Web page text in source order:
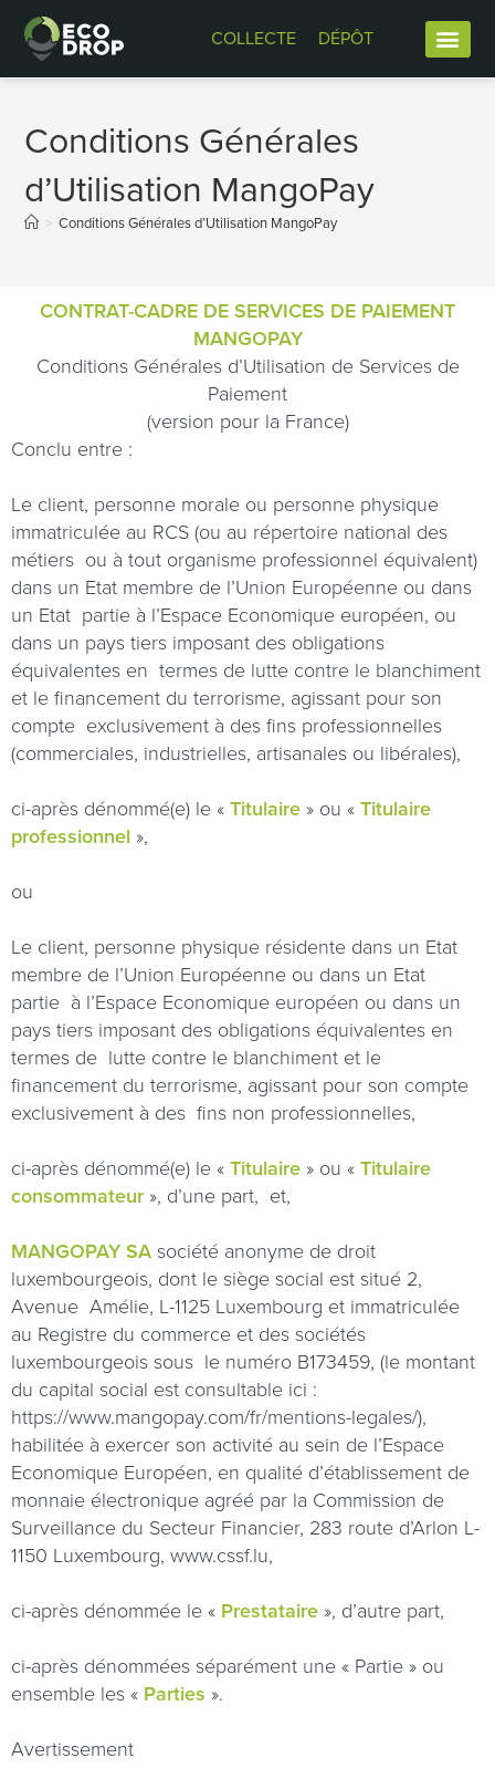
COLLECTE DÉPÔT
Conditions Générales
d’Utilisation MangoPay
> Conditions Générales d’Utilisation MangoPay
CONTRAT-CADRE DE SERVICES DE PAIEMENT
MANGOPAY‌
Conditions Générales d’Utilisation de Services de
Paiement‌
(version pour la France)
Conclu entre :
Le client, personne morale ou personne physique
immatriculée au RCS (ou au répertoire national des
métiers ou à tout organisme professionnel équivalent)
dans un Etat membre de l’Union Européenne ou dans
un Etat partie à l’Espace Economique européen, ou
dans un pays tiers imposant des obligations
équivalentes en termes de lutte contre le blanchiment
et le financement du terrorisme, agissant pour son
compte exclusivement à des fins professionnelles
(commerciales, industrielles, artisanales ou libérales),
ci-après dénommé(e) le «Titulaire» ou «Titulaire
professionnel »,
ou
Le client, personne physique résidente dans un Etat
membre de l’Union Européenne ou dans un Etat
partie à l’Espace Economique européen ou dans un
pays tiers imposant des obligations équivalentes en
termes de lutte contre le blanchiment et le
financement du terrorisme, agissant pour son compte
exclusivement à des fins non professionnelles,
ci-après dénommé(e) le «Titulaire» ou «Titulaire
consommateur», d’une part, et,
MANGOPAY SA société anonyme de droit
luxembourgeois, dont le siège social est situé 2,
Avenue Amélie, L-1125 Luxembourg et immatriculée
au Registre du commerce et des sociétés
luxembourgeois sous le numéro B173459, (le montant
du capital social est consultable ici :
https://www.mangopay.com/fr/mentions-legales/),
habilitée à exercer son activité au sein de l’Espace
Economique Européen, en qualité d’établissement de
monnaie électronique agréé par la Commission de
Surveillance du Secteur Financier, 283 route d’Arlon L-
1150 Luxembourg, www.cssf.lu,
ci-après dénommée le « Prestataire», d’autre part,
ci-après dénommées séparément une « Partie » ou
ensemble les « Parties ».
Avertissement